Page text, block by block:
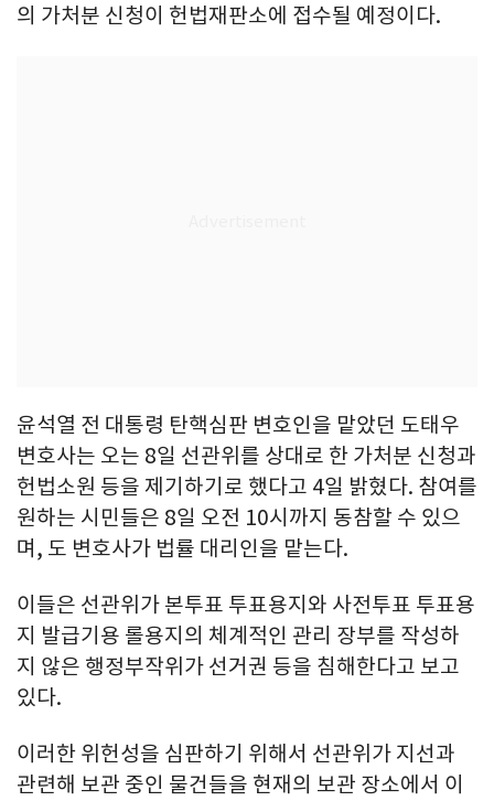
의 가처분 신청이 헌법재판소에 접수될 예정이다.
윤석열 전 대통령 탄핵심판 변호인을 맡았던 도태우
변호사는 오는 8일 선관위를 상대로 한 가처분 신청과
헌법소원 등을 제기하기로 했다고 4일 밝혔다. 참여를
원하는 시민들은 8일 오전 10시까지 동참할 수 있으
며, 도 변호사가 법률 대리인을 맡는다.
이들은 선관위가 본투표 투표용지와 사전투표 투표용
지 발급기용 롤용지의 체계적인 관리 장부를 작성하
지 않은 행정부작위가 선거권 등을 침해한다고 보고
있다.
이러한 위헌성을 심판하기 위해서 선관위가 지선과
관련해 보관 중인 물건들을 현재의 보관 장소에서 이